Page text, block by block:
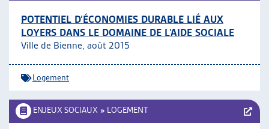
POTENTIEL D’ÉCONOMIES DURABLE LIÉ AUX
LOYERS DANS LE DOMAINE DE L’AIDE SOCIALE
Ville de Bienne, août 2015
Logement
ENJEUX SOCIAUX » LOGEMENT